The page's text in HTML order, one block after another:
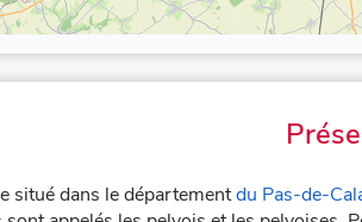
situé dans le départementdu Pas-de-